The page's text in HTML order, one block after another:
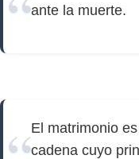
ante la muerte.
El matrimonio
cadena cuyo